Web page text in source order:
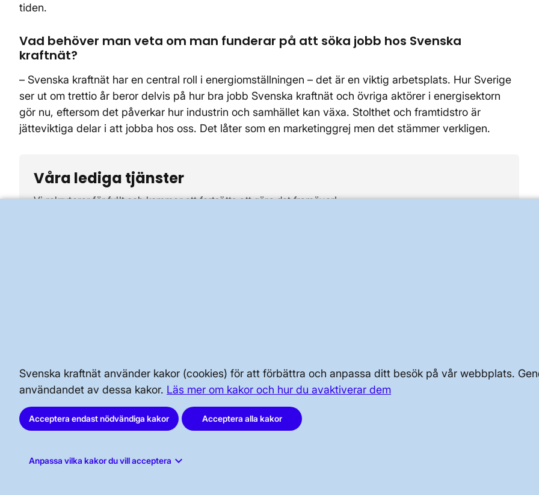
Svenska kraftnät använder kakor (cookies) för att förbättra och anpassa ditt besök på vår webbplats.
användandet av dessa kakor. Läs mer om kakor och hur du avaktiverar dem
Acceptera endast nödvändiga kakor Acceptera alla kakor
Anpassa vilka kakor du vill acceptera keyboard_arrow_down
tiden.
Vad behöver man veta om man funderar på att söka jobb hos Svenska
kraftnät?
– Svenska kraftnät har en central roll i energiomställningen – det är en viktig arbetsplats. Hur Sverige
ser ut om trettio år beror delvis på hur bra jobb Svenska kraftnät och övriga aktörer i energisektorn
gör nu, eftersom det påverkar hur industrin och samhället kan växa. Stolthet och framtidstro är
jätteviktiga delar i att jobba hos oss. Det låter som en marketinggrej men det stämmer verkligen.
Våra lediga tjänster
Vi rekryterar för fullt och kommer att fortsätta att göra det framöver!
SÄKERHET OCH BEREDSKAP OM OSS
AKTÖRSPORTALEN PRESS OCH NYHETER